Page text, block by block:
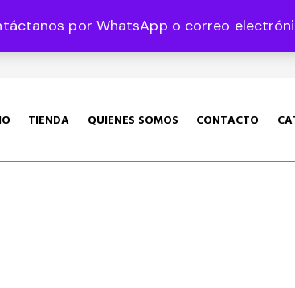
por WhatsApp o correo
TIENDA QUIENES SOMOS CONTACTO